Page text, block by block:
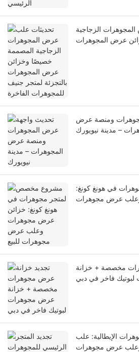
الزجاجية
عرض المجوهرات
ومنصة عرض
– مدينة نيويورك
في هونغ كونغ:
عرض مجوهرات
مخصصة + خزانة
فاخر في دبي
الإيطالية: علب
عرض مجوهرات